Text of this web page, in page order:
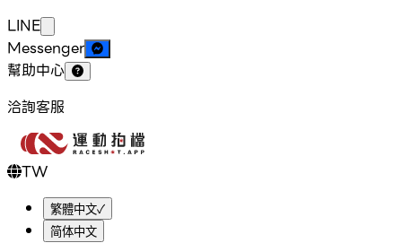
LINE
Messenger
幫助中心
洽詢客服
TW
繁體中文✓
简体中文